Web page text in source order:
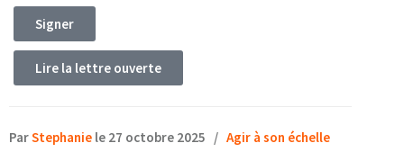
Signer
Lire la lettre ouverte
ParStephanie le 27 octobre 2025 / Agir à son échelle